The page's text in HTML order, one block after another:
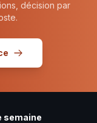
décision par
semaine